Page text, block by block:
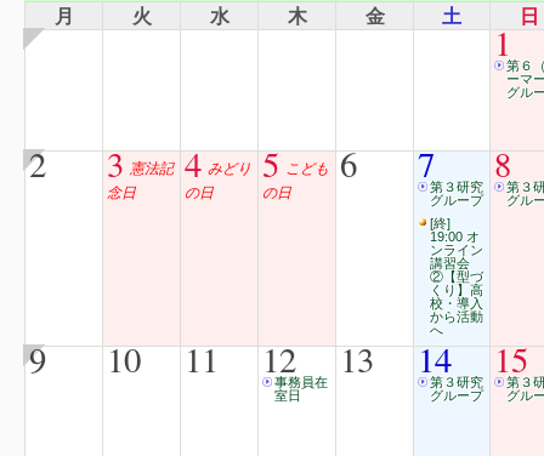
月 火 水 木 金 土 日
1第６
ーマ
グル
2 3 憲法記
念日
4 みどり
の日
5 こども
の日
6 7第３研究
グループ
[終]
19:00 オ
ンライン
講習会
②【型づ
くり】高
校・導入
から活動
へ
8第３
グル
9 10 11 12
事務員在
室日
13 14
第３研究
グループ
15
第３
グル